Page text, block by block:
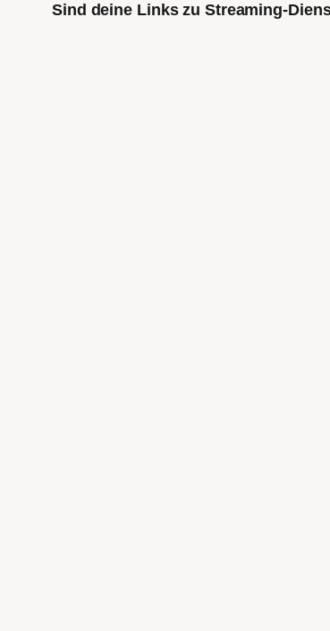
Sind deine Links zu Streaming-